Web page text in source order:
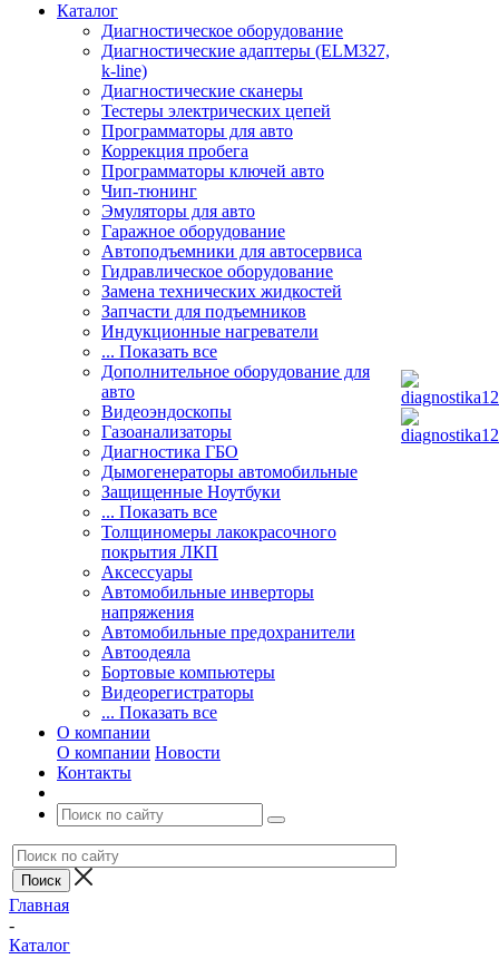
Каталог
Диагностическое оборудование
Диагностические адаптеры (ELM327,
k-line)
Диагностические сканеры
Тестеры электрических цепей
Программаторы для авто
Коррекция пробега
Программаторы ключей авто
Чип-тюнинг
Эмуляторы для авто
Гаражное оборудование
Автоподъемники для автосервиса
Гидравлическое оборудование
Замена технических жидкостей
Запчасти для подъемников
Индукционные нагреватели
... Показать все
Дополнительное оборудование для
авто
Видеоэндоскопы
Газоанализаторы
Диагностика ГБО
Дымогенераторы автомобильные
Защищенные Ноутбуки
... Показать все
Толщиномеры лакокрасочного
покрытия ЛКП
Аксессуары
Автомобильные инверторы
напряжения
Автомобильные предохранители
Автоодеяла
Бортовые компьютеры
Видеорегистраторы
... Показать все
О компании
О компании Новости
Контакты
Главная
-
Каталог